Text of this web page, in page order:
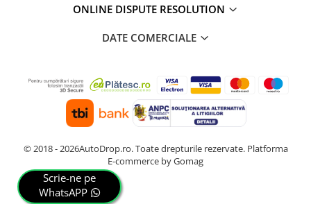
ONLINE DISPUTE RESOLUTION
DATE COMERCIALE
© 2018 - 2026AutoDrop.ro. Toate drepturile rezervate. Platforma
E-commerce by Gomag
Scrie-ne pe
WhatsAPP